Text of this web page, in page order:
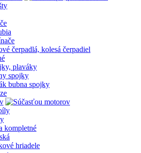
čerpadlá, kolesá čerpadiel
plaváky
spojky
bubna spojky
kompletné
hriadele